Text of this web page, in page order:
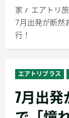
イ
マ
リ
ニ
ュ
ー
家
エアトリ
7月出発が断然
行！
エアトリプラス
7月出発